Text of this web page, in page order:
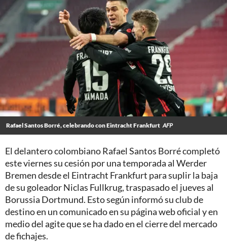
Rafael Santos Borré, celebrando con Eintracht Frankfurt AFP
El delantero colombiano Rafael Santos Borré completó
este viernes su cesión por una temporada al Werder
Bremen desde el Eintracht Frankfurt para suplir la baja
de su goleador Niclas Fullkrug, traspasado el jueves al
Borussia Dortmund. Esto según informó su club de
destino en un comunicado en su página web oficial y en
medio del agite que se ha dado en el cierre del mercado
de fichajes.